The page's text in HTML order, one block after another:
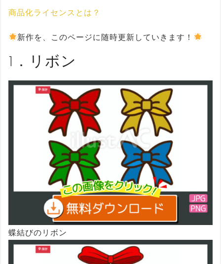
商品化ライセンスとは？
新作を、このページに随時更新していきます！
1．リボン
蝶結びのリボン